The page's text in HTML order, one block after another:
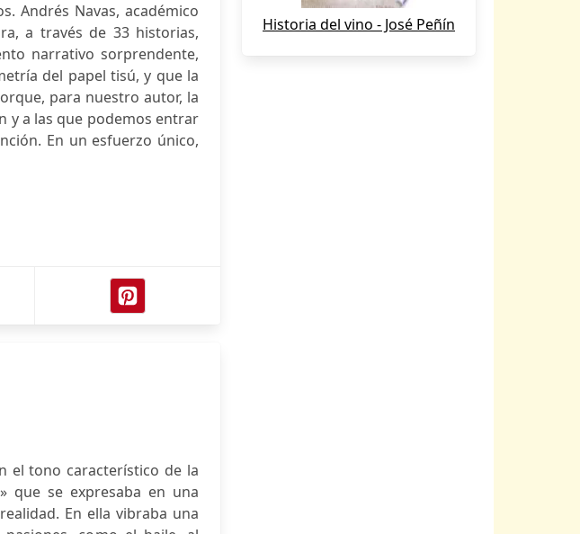
Andrés Navas, académico
a través de 33 historias,
narrativo sorprendente,
del papel tisú, y que la
para nuestro autor, la
y a las que podemos entrar
En un esfuerzo único,
el tono característico de la
que se expresaba en una
En ella vibraba una
Historia del vino - José Peñín